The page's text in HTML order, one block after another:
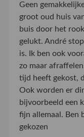
Geen
groot oud huis
buis door het
gelukt. André
is. Ik ben ook
zo maar
tijd heeft gekost,
Ook worden er
bijvoorbeeld een
fijn allemaal. Ben
gekozen